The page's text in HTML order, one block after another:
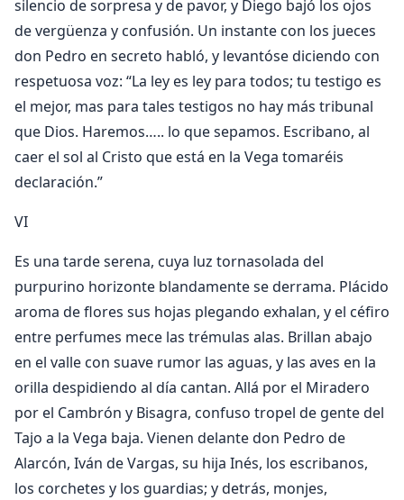
silencio de sorpresa y de pavor, y Diego bajó los ojos
de vergüenza y confusión. Un instante con los jueces
don Pedro en secreto habló, y levantóse diciendo con
respetuosa voz: “La ley es ley para todos; tu testigo es
el mejor, mas para tales testigos no hay más tribunal
que Dios. Haremos….. lo que sepamos. Escribano, al
caer el sol al Cristo que está en la Vega tomaréis
declaración.”
VI
Es una tarde serena, cuya luz tornasolada del
purpurino horizonte blandamente se derrama. Plácido
aroma de flores sus hojas plegando exhalan, y el céfiro
entre perfumes mece las trémulas alas. Brillan abajo
en el valle con suave rumor las aguas, y las aves en la
orilla despidiendo al día cantan. Allá por el Miradero
por el Cambrón y Bisagra, confuso tropel de gente del
Tajo a la Vega baja. Vienen delante don Pedro de
Alarcón, Iván de Vargas, su hija Inés, los escribanos,
los corchetes y los guardias; y detrás, monjes,